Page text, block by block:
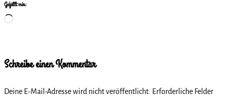
Gefällt mir:
Wird
Schreibe einen Kommentar
Deine E-Mail-Adresse wird nicht veröffentlicht. Erforderliche Felder